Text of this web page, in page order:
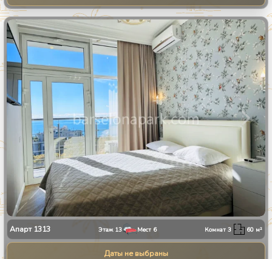
Апарт 1313 Этаж 13 Мест 6 Комнат3 60 м²
Даты не выбраны